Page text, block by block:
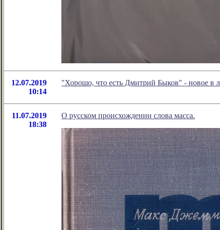
12.07.2019
10:14
"Хорошо, что есть Дмитрий Быков" - новое в
11.07.2019
18:38
О русском происхождении слова масса.